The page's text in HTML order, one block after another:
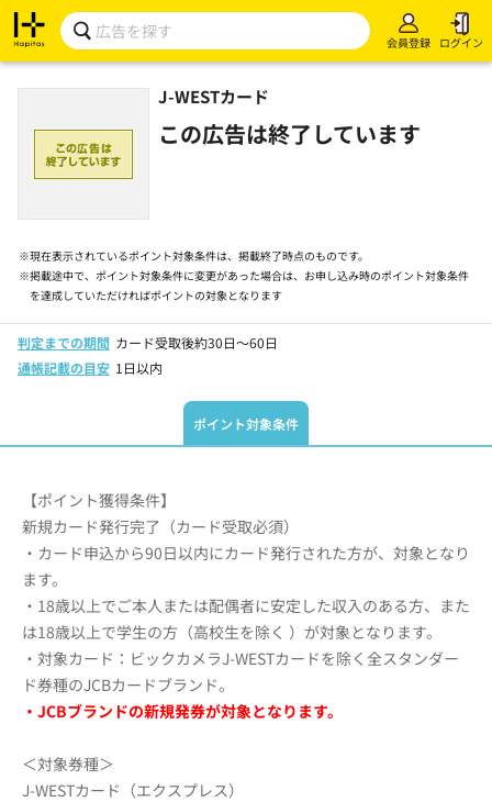
会員登録 ログイン
J-WESTカード
この広告は終了しています
※現在表示されているポイント対象条件は、掲載終了時点のものです。
※掲載途中で、ポイント対象条件に変更があった場合は、お申し込み時のポイント対象条件
を達成していただければポイントの対象となります
判定までの期間 カード受取後約30日～60日
通帳記載の目安 1日以内
ポイント対象条件
【ポイント獲得条件】
新規カード発行完了（カード受取必須）
・カード申込から90日以内にカード発行された方が、対象となり
ます。
・18歳以上でご本人または配偶者に安定した収入のある方、また
は18歳以上で学生の方（高校生を除く ）が対象となります。
・対象カード：ビックカメラJ-WESTカードを除く全スタンダー
ド券種のJCBカードブランド。
・JCBブランドの新規発券が対象となります。
＜対象券種＞
J-WESTカード（エクスプレス）